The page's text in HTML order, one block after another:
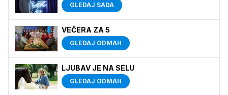
GLEDAJ SADA
VEČERA ZA 5
GLEDAJ ODMAH
LJUBAV JE NA SELU
GLEDAJ ODMAH